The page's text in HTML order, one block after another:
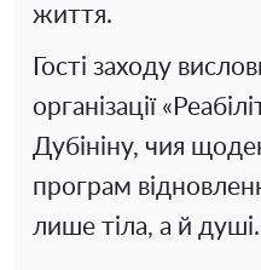
життя.
Гості заходу
організації
Дубініну, чия
програм
лише тіла, а й душі.